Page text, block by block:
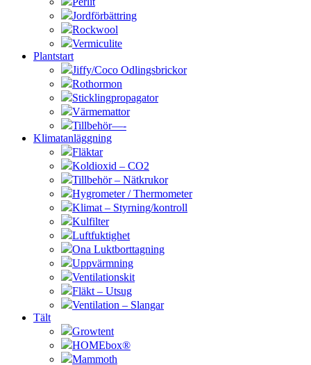
Jordförbättring
Rockwool
Vermiculite
Plantstart
Jiffy/Coco Odlingsbrickor
Rothormon
Sticklingpropagator
Värmemattor
Tillbehör—-
Klimatanläggning
Fläktar
Koldioxid – CO2
Tillbehör – Nätkrukor
Hygrometer / Thermometer
Klimat – Styrning/kontroll
Kulfilter
Luftfuktighet
Ona Luktborttagning
Uppvärmning
Ventilationskit
Fläkt – Utsug
Ventilation – Slangar
Tält
Growtent
HOMEbox®
Mammoth